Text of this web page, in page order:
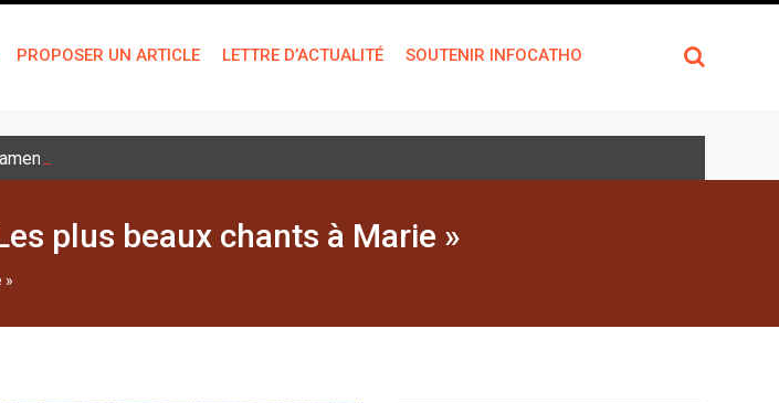
PROPOSER UN ARTICLE LETTRE D’ACTUALITÉ SOUTENIR INFOCATHO
plus beaux chants à Marie »
»